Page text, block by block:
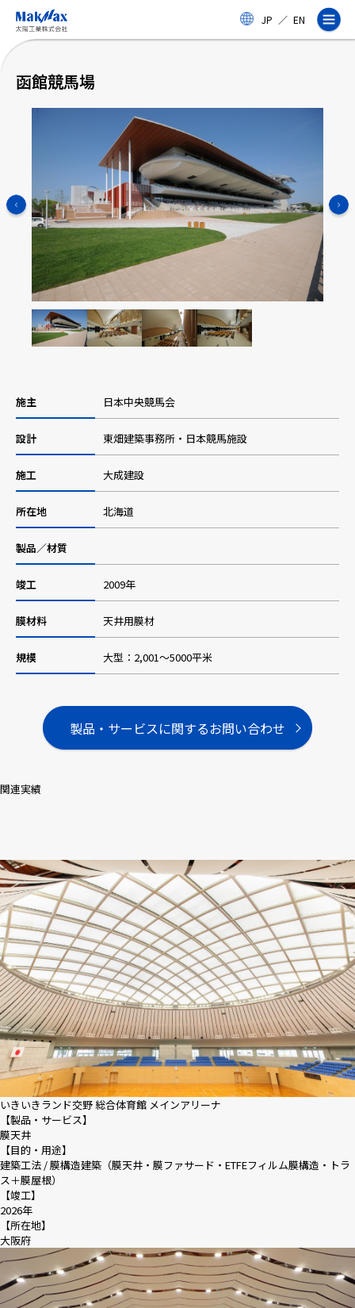
コ
ン
JP ／ EN
事業紹介
製品・サービス
実績
太陽工業コラム
採用情報
ニュース
メニューを閉じる
函館競馬場
施主 日本中央競馬会
設計 東畑建築事務所・日本競馬施設
施工 大成建設
所在地 北海道
製品／材質
竣工 2009年
膜材料 天井用膜材
規模 大型：2,001〜5000平米
製品・サービスに関するお問い合わせ
関連実績
いきいきランド交野 総合体育館 メインアリーナ
【製品・サービス】
膜天井
【目的・用途】
建築工法 / 膜構造建築（膜天井・膜ファサード・ETFEフィルム膜構造・トラ
ス＋膜屋根）
【竣工】
2026年
【所在地】
大阪府